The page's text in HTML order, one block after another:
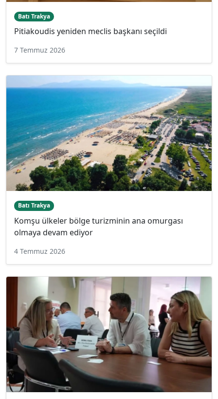
Batı Trakya
Pitiakoudis yeniden meclis başkanı seçildi
7 Temmuz 2026
Batı Trakya
Komşu ülkeler bölge turizminin ana omurgası
olmaya devam ediyor
4 Temmuz 2026